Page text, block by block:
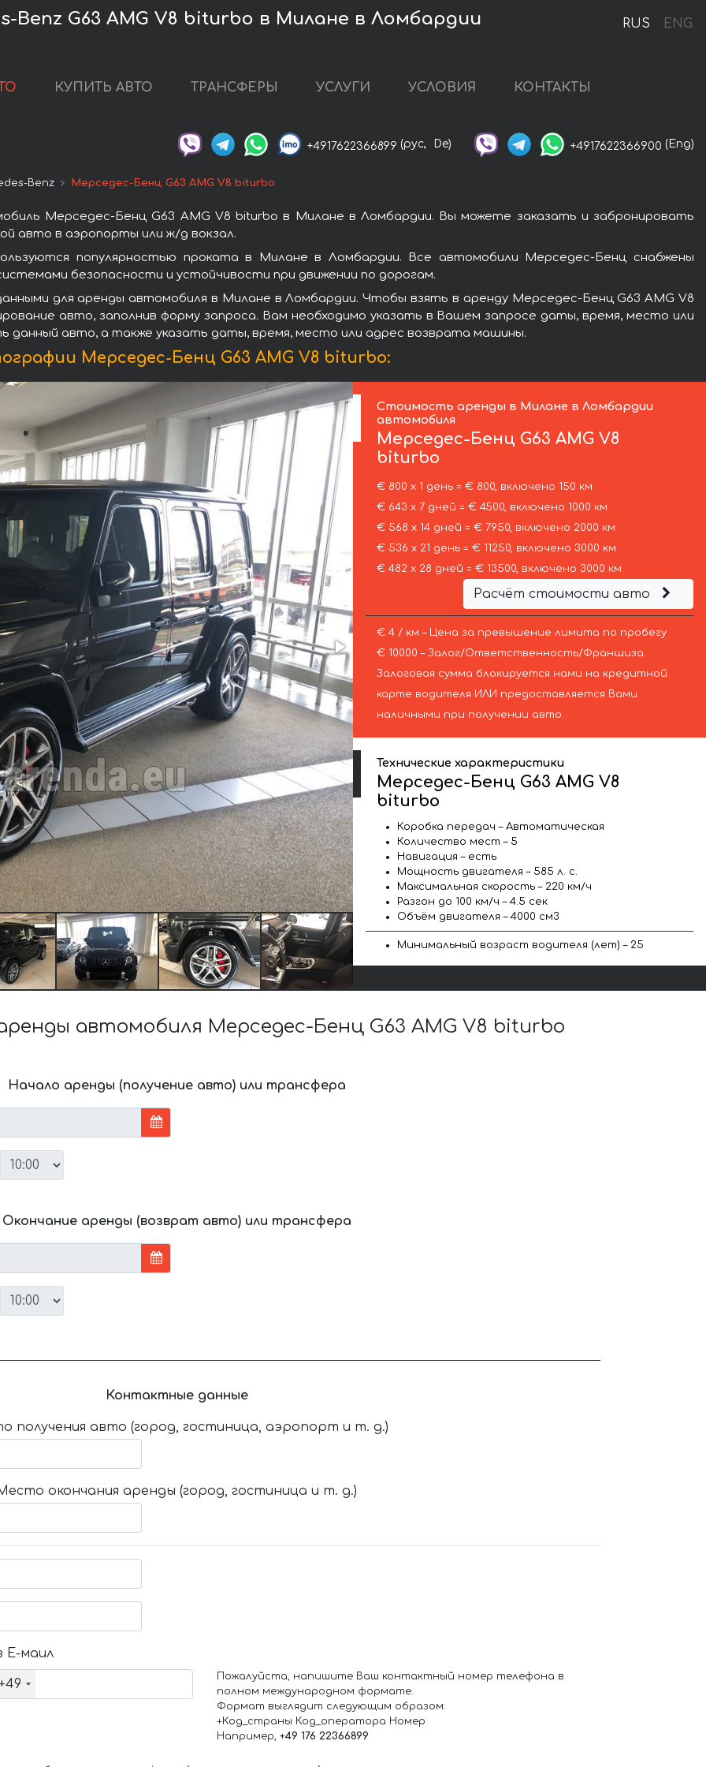
RUS ENG
Benz G63 AMG V8 biturbo в Милане в Ломбардии
КУПИТЬ АВТО ТРАНСФЕРЫ УСЛУГИ УСЛОВИЯ КОНТАКТЫ
+4917622366899 (рус, De) +4917622366900 (Eng)
Benz Мерседес-Бенц G63 AMG V8 biturbo
Мерседес-Бенц G63 AMG V8 biturbo в Милане в Ломбардии. Вы можете заказать и забронировать
авто в аэропорты или ж/д вокзал.
популярностью проката в Милане в Ломбардии. Все автомобили Мерседес-Бенц снабжены
безопасности и устойчивости при движении по дорогам.
для аренды автомобиля в Милане в Ломбардии. Чтобы взять в аренду Мерседес-Бенц G63 AMG V8
авто, заполнив форму запроса. Вам необходимо указать в Вашем запросе даты, время, место или
данный авто, а также указать даты, время, место или адрес возврата машины.
Мерседес-Бенц G63 AMG V8 biturbo:
Стоимость аренды в Милане в Ломбардии
автомобиля
Мерседес-Бенц G63 AMG V8
biturbo
€ 800 х 1 день = € 800, включено 150 км
€ 643 х 7 дней = € 4500, включено 1000 км
€ 568 х 14 дней = € 7950, включено 2000 км
€ 536 х 21 день = € 11250, включено 3000 км
€ 482 х 28 дней = € 13500, включено 3000 км
Расчёт стоимости авто
€ 4 / км – Цена за превышение лимита по пробегу
€ 10000 – Залог/Ответственность/Франшиза.
Залоговая сумма блокируется нами на кредитной
карте водителя ИЛИ предоставляется Вами
наличными при получении авто.
Технические характеристики
Мерседес-Бенц G63 AMG V8
biturbo
Коробка передач – Автоматическая
Количество мест – 5
Навигация – есть
Мощность двигателя – 585 л. с.
Максимальная скорость – 220 км/ч
Разгон до 100 км/ч – 4.5 сек
Объём двигателя – 4000 см3
Минимальный возраст водителя (лет) – 25
автомобиля Мерседес-Бенц G63 AMG V8 biturbo
Начало аренды (получение авто) или трансфера
Окончание аренды (возврат авто) или трансфера
Контактные данные
получения авто (город, гостиница, аэропорт и т. д.)
окончания аренды (город, гостиница и т. д.)
Е-маил
Пожалуйста, напишите Ваш контактный номер телефона в
полном международном формате.
Формат выглядит следующим образом:
+Код_страны Код_оператора Номер
Например, +49 176 22366899